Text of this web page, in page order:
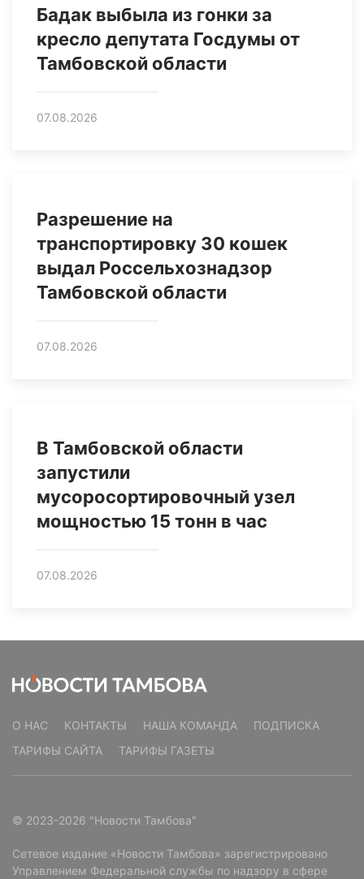
Бадак выбыла из гонки за
кресло депутата Госдумы от
Тамбовской области
07.08.2026
Разрешение на
транспортировку 30 кошек
выдал Россельхознадзор
Тамбовской области
07.08.2026
В Тамбовской области
запустили
мусоросортировочный узел
мощностью 15 тонн в час
07.08.2026
О НАС КОНТАКТЫ НАША КОМАНДА
ПОДПИСКА
ТАРИФЫ САЙТА
ТАРИФЫ ГАЗЕТЫ
© 2023-2026 "Новости Тамбова"
Сетевое издание «Новости Тамбова» зарегистрировано
Управлением Федеральной службы по надзору в сфере